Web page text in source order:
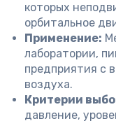
которых
орбитальное
Применение:
лаборатории,
предприятия с
воздуха.
Критерии
давление,